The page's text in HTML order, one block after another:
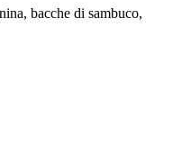
bacche di sambuco,